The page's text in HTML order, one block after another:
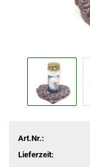
Art.Nr.:
Lieferzeit: